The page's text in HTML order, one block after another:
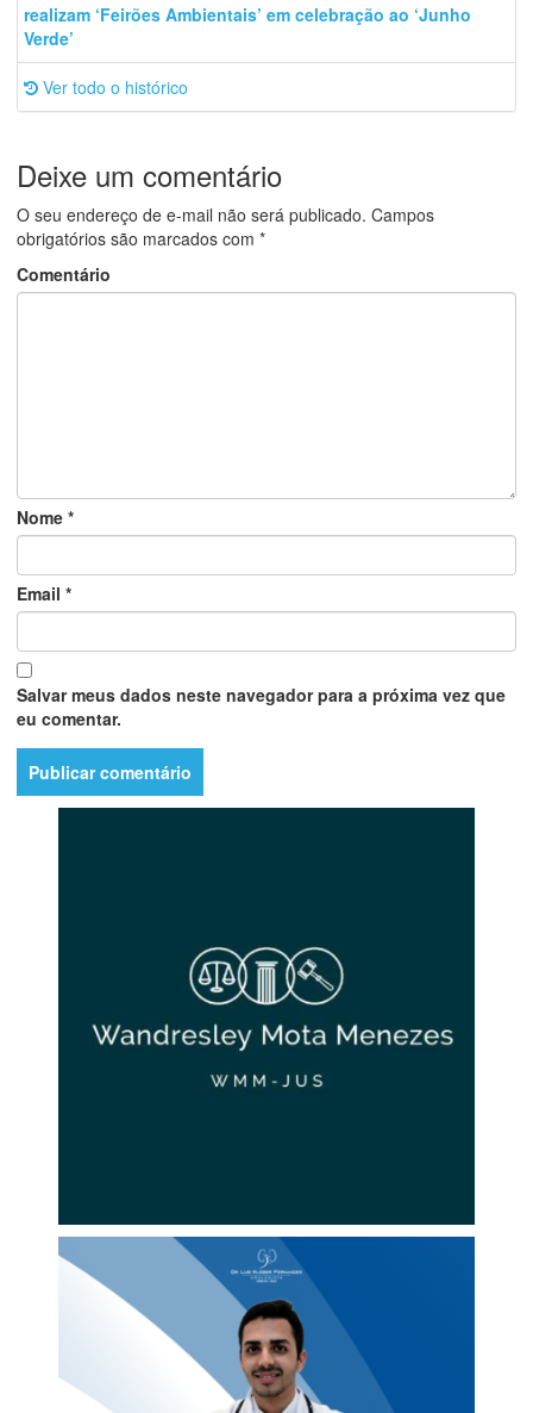
realizam ‘Feirões Ambientais’ em celebração ao ‘Junho
Verde’
Ver todo o histórico
Deixe um comentário
O seu endereço de e-mail não será publicado. Campos
obrigatórios são marcados com *
Comentário
Nome *
Email *
Salvar meus dados neste navegador para a próxima vez que
eu comentar.